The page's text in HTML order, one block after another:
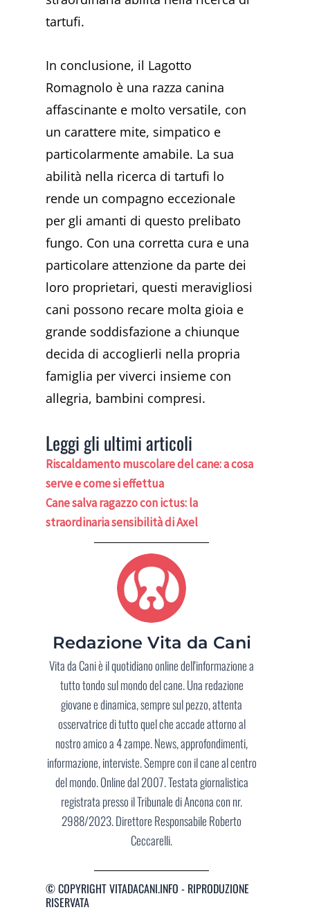
tartufi.
In conclusione, il Lagotto
Romagnolo è una razza canina
affascinante e molto versatile, con
un carattere mite, simpatico e
particolarmente amabile. La sua
abilità nella ricerca di tartufi lo
rende un compagno eccezionale
per gli amanti di questo prelibato
fungo. Con una corretta cura e una
particolare attenzione da parte dei
loro proprietari, questi meravigliosi
cani possono recare molta gioia e
grande soddisfazione a chiunque
decida di accoglierli nella propria
famiglia per viverci insieme con
allegria, bambini compresi.
Leggi gli ultimi articoli
Riscaldamento muscolare del cane: a cosa
serve e come si effettua
Cane salva ragazzo con ictus: la
straordinaria sensibilità di Axel
Redazione Vita da Cani
Vita da Cani è il quotidiano online dell'informazione a
tutto tondo sul mondo del cane. Una redazione
giovane e dinamica, sempre sul pezzo, attenta
osservatrice di tutto quel che accade attorno al
nostro amico a 4 zampe. News, approfondimenti,
informazione, interviste. Sempre con il cane al centro
del mondo. Online dal 2007. Testata giornalistica
registrata presso il Tribunale di Ancona con nr.
2988/2023. Direttore Responsabile Roberto
Ceccarelli.
© COPYRIGHT VITADACANI.INFO - RIPRODUZIONE
RISERVATA